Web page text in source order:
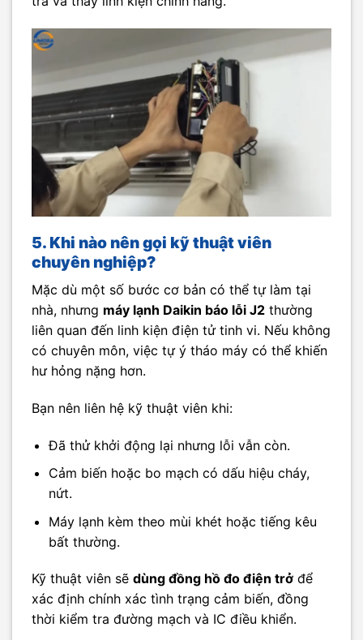
5. Khi nào nên gọi kỹ thuật viên
chuyên nghiệp?
Mặc dù một số bước cơ bản có thể tự làm tại
nhà, nhưng máy lạnh Daikin báo lỗi J2 thường
liên quan đến linh kiện điện tử tinh vi. Nếu không
có chuyên môn, việc tự ý tháo máy có thể khiến
hư hỏng nặng hơn.
Bạn nên liên hệ kỹ thuật viên khi:
Đã thử khởi động lại nhưng lỗi vẫn còn.
Cảm biến hoặc bo mạch có dấu hiệu cháy,
nứt.
Máy lạnh kèm theo mùi khét hoặc tiếng kêu
bất thường.
Kỹ thuật viên sẽ dùng đồng hồ đo điện trở để
xác định chính xác tình trạng cảm biến, đồng
thời kiểm tra đường mạch và IC điều khiển.